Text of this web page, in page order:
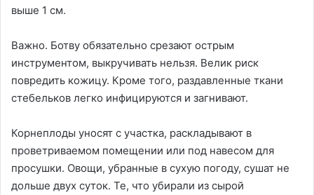
выше 1 см.
Важно. Ботву обязательно срезают острым
инструментом, выкручивать нельзя. Велик риск
повредить кожицу. Кроме того, раздавленные ткани
стебельков легко инфицируются и загнивают.
Корнеплоды уносят с участка, раскладывают в
проветриваемом помещении или под навесом для
просушки. Овощи, убранные в сухую погоду, сушат не
дольше двух суток. Те, что убирали из сырой